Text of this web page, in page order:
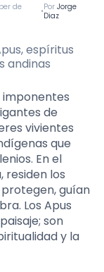
de
•PorJorge
Diaz
imponentes
de
vivientes
que
En el
residen los
guían
Los Apus
son
y la